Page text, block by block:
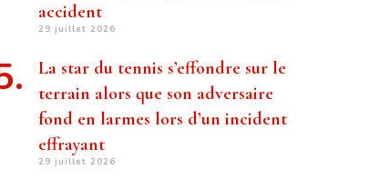
accident
29 juillet 2026
La star du tennis s’effondre sur le
terrain alors que son adversaire
fond en larmes lors d’un incident
effrayant
29 juillet 2026